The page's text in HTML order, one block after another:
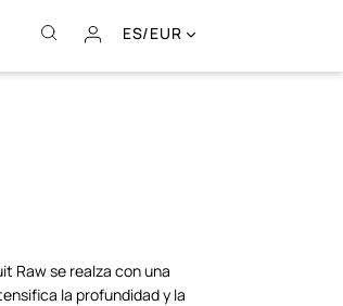
ES/EUR
Raw se realza con una
la profundidad y la